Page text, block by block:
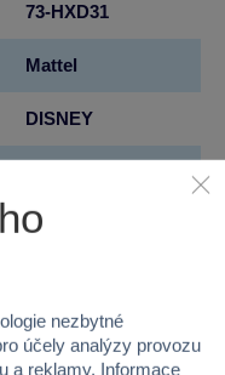
73-HXD31
Mattel
DISNEY
Frozen - Ledové
3
16.5
nezbytné
účely analýzy provozu
a reklamy. Informace